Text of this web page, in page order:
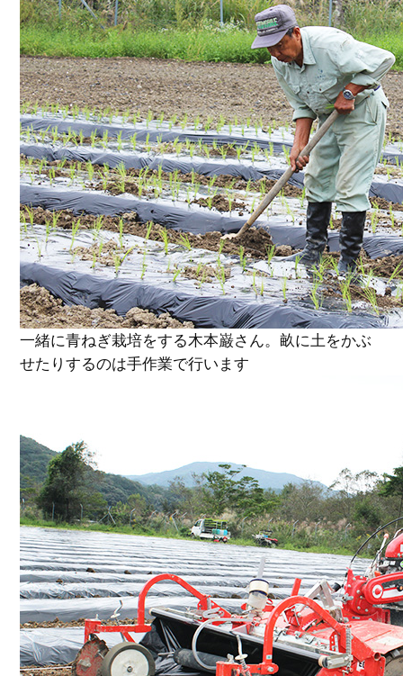
一緒に青ねぎ栽培をする木本巌さん。畝に土をかぶ
せたりするのは手作業で行います